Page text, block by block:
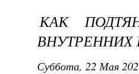
КАК
ВНУТРЕННИХ
Суббота, 22 Мая